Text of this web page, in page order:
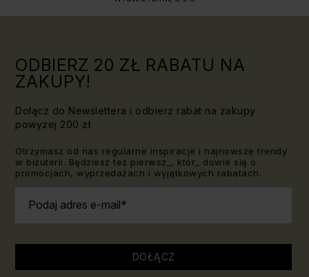
ODBIERZ 20 ZŁ RABATU NA
ZAKUPY!
Dołącz do Newslettera i odbierz rabat na zakupy
powyżej 200 zł.
Otrzymasz od nas regularne inspiracje i najnowsze trendy
w biżuterii. Będziesz też pierwsz_, któr_ dowie się o
promocjach, wyprzedażach i wyjątkowych rabatach.
Podaj adres e-mail
DOŁĄCZ